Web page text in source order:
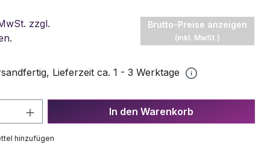
zzgl.
.
Brutto-Preise anzeigen
(inkl. MwSt.)
Lieferzeit ca. 1 - 3 Werktage
Anzahl: Gib den gewünschten Wert
In den Warenkorb
hinzufügen